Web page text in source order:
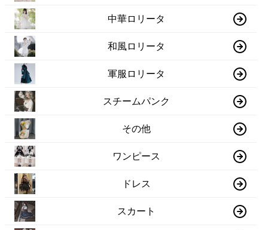
中華ロリータ
和風ロリータ
軍服ロリータ
スチームパンク
その他
ワンピース
ドレス
スカート